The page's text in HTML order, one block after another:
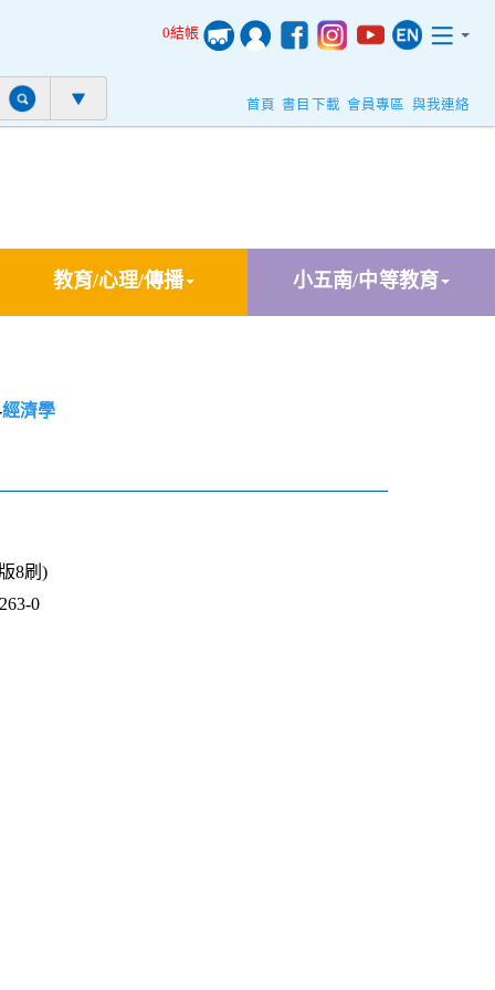
0結帳
首頁 書目下載 會員專區 與我連絡
教育/心理/傳播 小五南/中等教育
經濟學
8刷)
0